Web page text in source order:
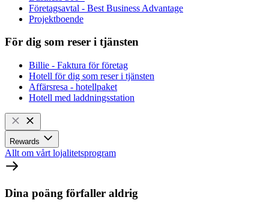
Företagsavtal - Best Business Advantage
Projektboende
För dig som reser i tjänsten
Billie - Faktura för företag
Hotell för dig som reser i tjänsten
Affärsresa - hotellpaket
Hotell med laddningsstation
Rewards
Allt om vårt lojalitetsprogram
Dina poäng förfaller aldrig